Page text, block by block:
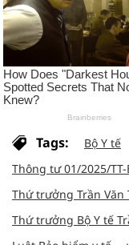
Tags: Bộ Y tế
Thông tư 01/2025/TT-
Thứ trưởng Trần Văn
Thứ trưởng Bộ Y tế